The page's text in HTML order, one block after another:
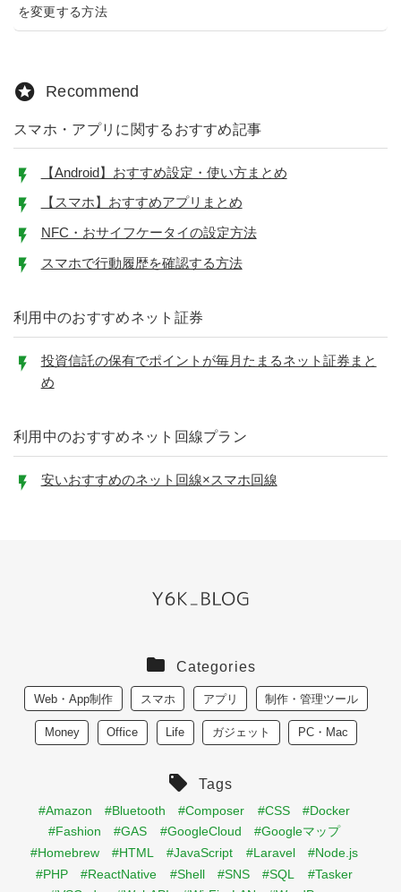
を変更する方法
Recommend
スマホ・アプリに関するおすすめ記事
【Android】おすすめ設定・使い方まとめ
【スマホ】おすすめアプリまとめ
NFC・おサイフケータイの設定方法
スマホで行動履歴を確認する方法
利用中のおすすめネット証券
投資信託の保有でポイントが毎月たまるネット証券まと
め
利用中のおすすめネット回線プラン
安いおすすめのネット回線×スマホ回線
Categories
Web・App制作 スマホ アプリ 制作・管理ツール
Money Office Life ガジェット PC・Mac
Tags
#Amazon #Bluetooth #Composer #CSS
#Docker
#Fashion
#GAS #GoogleCloud
#Googleマップ
#Homebrew
#HTML #JavaScript #Laravel
#Node.js
#PHP
#ReactNative #Shell #SNS #SQL
#Tasker